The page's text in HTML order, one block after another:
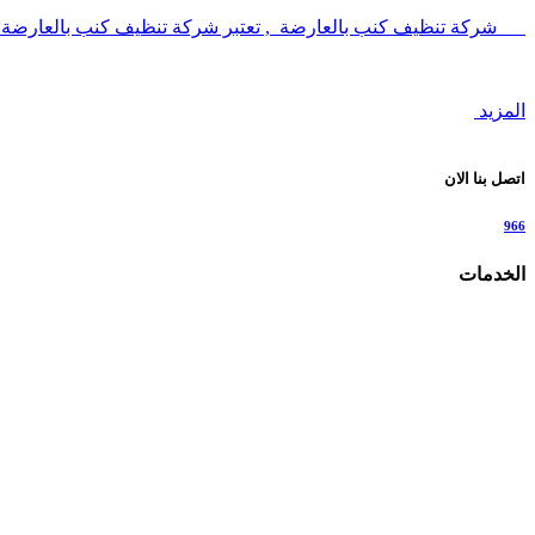
شركة تنظيف كنب بالعارضة , تعتبر شركة تنظيف كنب
المزيد
اتصل بنا الان
966
الخدمات